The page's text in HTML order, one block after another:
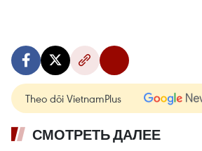
Theo dõi VietnamPlus
СМОТРЕТЬ ДАЛЕЕ